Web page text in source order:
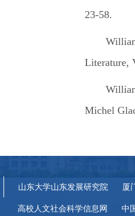
23-58.
Literature,
Michel
山东大学山东发展研究院 厦
高校人文社会科学信息网 中